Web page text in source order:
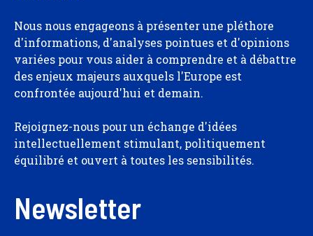
Nous nous engageons à présenter une pléthore
d'informations, d'analyses pointues et d'opinions
variées pour vous aider à comprendre et à débattre
des enjeux majeurs auxquels l'Europe est
confrontée aujourd'hui et demain.
Rejoignez-nous pour un échange d'idées
intellectuellement stimulant, politiquement
équilibré et ouvert à toutes les sensibilités.
Newsletter